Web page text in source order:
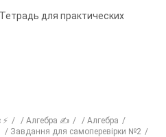
Тетрадь для практических
Алгебра ✍
Алгебра
Завдання для самоперевірки №2